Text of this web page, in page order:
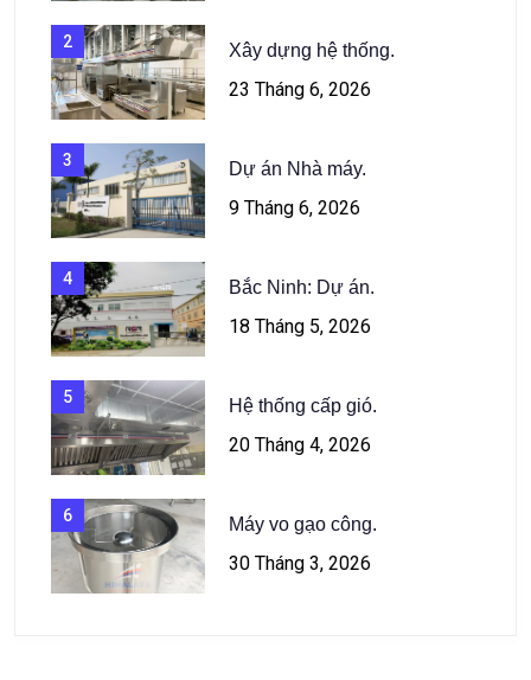
2 Xây dựng hệ thống.
23 Tháng 6, 2026
3 Dự án Nhà máy.
9 Tháng 6, 2026
4 Bắc Ninh: Dự án.
18 Tháng 5, 2026
5 Hệ thống cấp gió.
20 Tháng 4, 2026
6 Máy vo gạo công.
30 Tháng 3, 2026